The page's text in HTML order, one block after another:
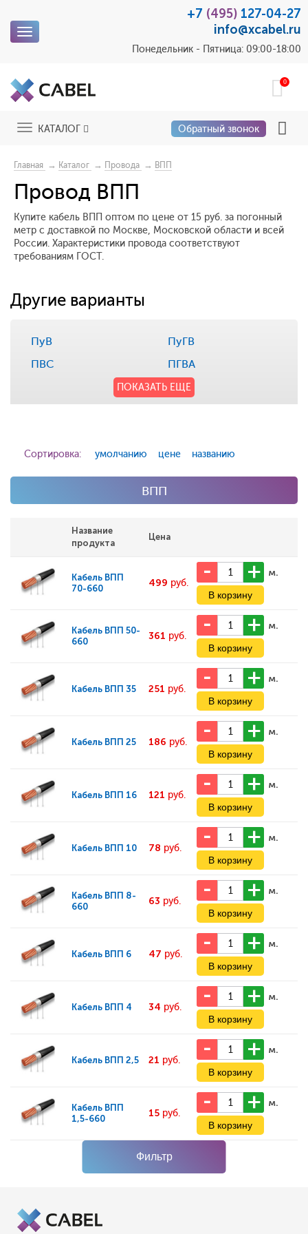
Toggle
+7 (495) 127-04-27
info@xcabel.ru
Понедельник - Пятница: 09:00-18:00
0
ToggleКАТАЛОГ Обратный звонок
Главная → Каталог → Провода → ВПП
Провод ВПП
Купите кабель ВПП оптом по цене от 15 руб. за погонный
метр с доставкой по Москве, Московской области и всей
России. Характеристики провода соответствуют
требованиям ГОСТ.
Другие варианты
ПуВ
ПуГВ
ПВС
ПГВА
ПОКАЗАТЬ ЕЩЕ
Сортировка: умолчанию цене названию
ВПП
Название
продукта
Цена
Кабель ВПП
70-660
499 руб.
м.
Кабель ВПП 50-
660
361 руб.
м.
Кабель ВПП 35 251 руб.
м.
Кабель ВПП 25 186 руб.
м.
Кабель ВПП 16 121 руб.
м.
Кабель ВПП 10 78 руб.
м.
Кабель ВПП 8-
660
63 руб.
м.
Кабель ВПП 6 47 руб.
м.
Кабель ВПП 4 34 руб.
м.
Кабель ВПП 2,5 21 руб.
м.
Кабель ВПП
1,5-660
15 руб.
м.
Фильтр